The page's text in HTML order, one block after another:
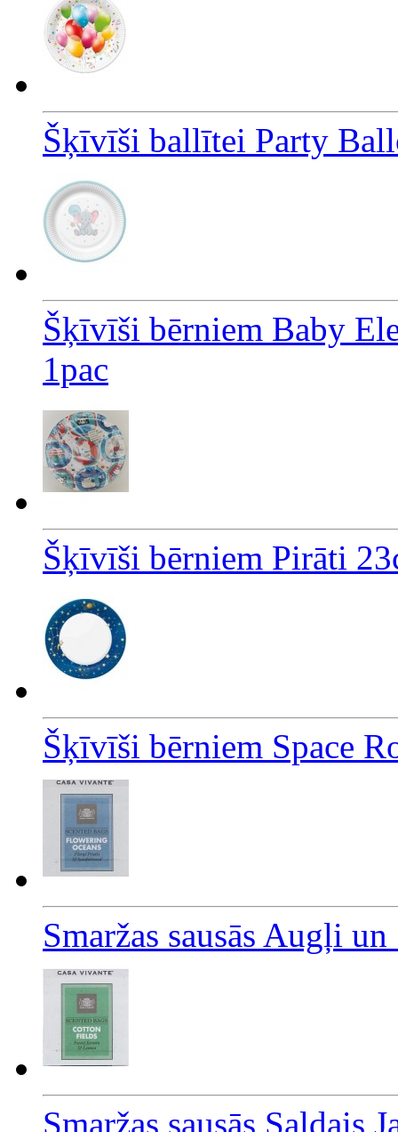
Šķīvīši ballītei Party
Šķīvīši bērniem Baby
1pac
Šķīvīši bērniem Pirāti
Šķīvīši bērniem Space
Smaržas sausās Augļi
Smaržas sausās Saldais